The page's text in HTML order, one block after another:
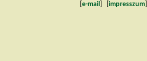
e-mail impresszum]